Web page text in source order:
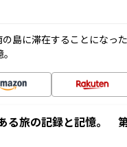
島に滞在することになっ
る旅の記録と記憶。